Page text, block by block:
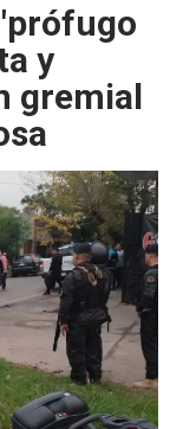
y
gremial